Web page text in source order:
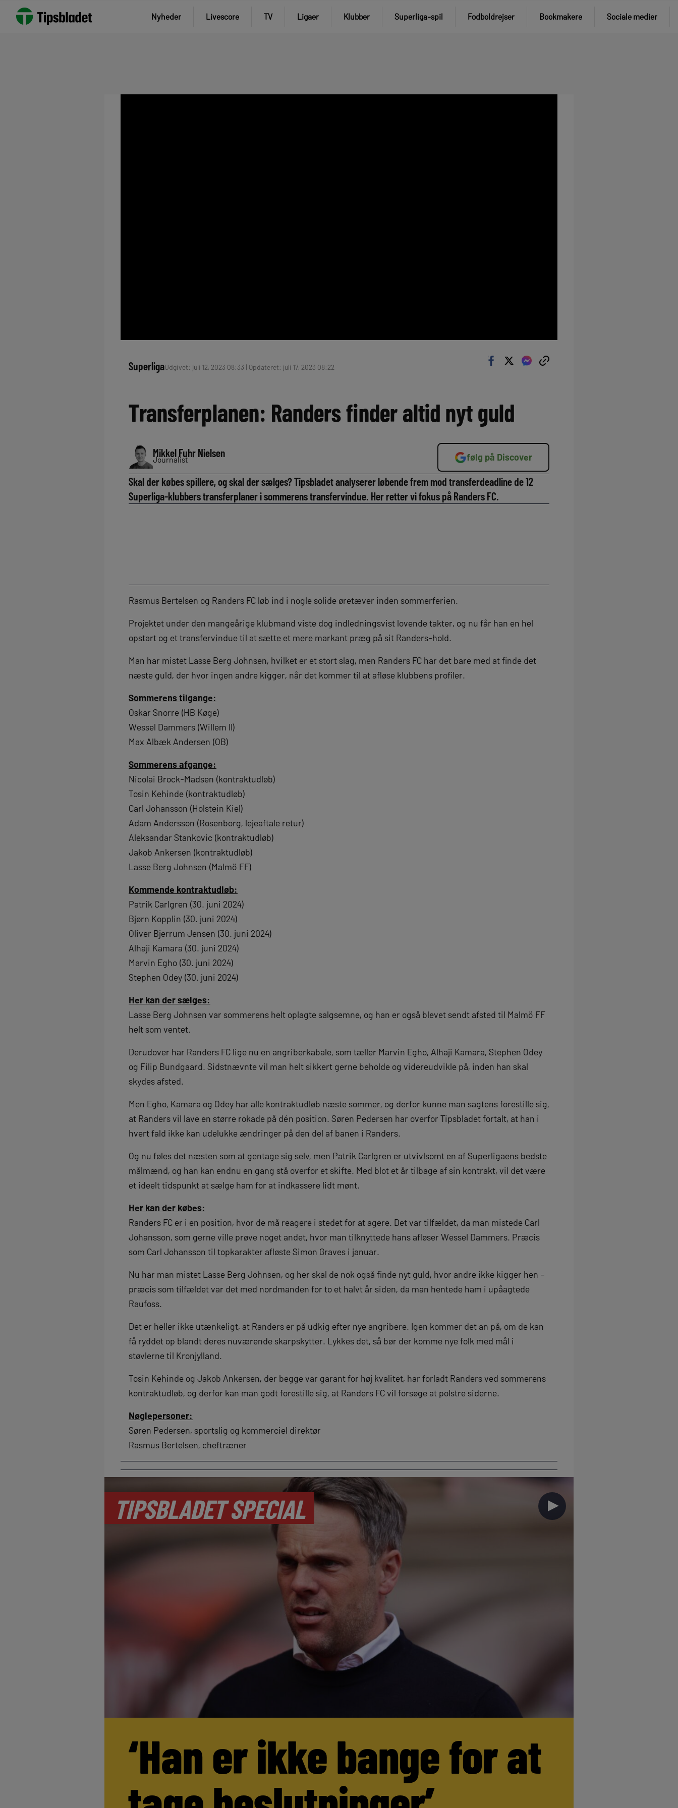
Nyheder Livescore TV Ligaer Klubber Superliga-spil Fodboldrejser Bookmakere Sociale medier
SuperligaUdgivet: juli 12, 2023 08:33 | Opdateret: juli 17, 2023 08:22
Transferplanen: Randers finder altid nyt guld
Mikkel Fuhr Nielsen
Journalist følg på Discover
Skal der købes spillere, og skal der sælges? Tipsbladet analyserer løbende frem mod transferdeadline de 12
Superliga-klubbers transferplaner i sommerens transfervindue. Her retter vi fokus på Randers FC.
Rasmus Bertelsen og Randers FC løb ind i nogle solide øretæver inden sommerferien.
Projektet under den mangeårige klubmand viste dog indledningsvist lovende takter, og nu får han en hel
opstart og et transfervindue til at sætte et mere markant præg på sit Randers-hold.
Man har mistet Lasse Berg Johnsen, hvilket er et stort slag, men Randers FC har det bare med at finde det
næste guld, der hvor ingen andre kigger, når det kommer til at afløse klubbens profiler.
Sommerens tilgange:
Oskar Snorre (HB Køge)
Wessel Dammers (Willem II)
Max Albæk Andersen (OB)
Sommerens afgange:
Nicolai Brock-Madsen (kontraktudløb)
Tosin Kehinde (kontraktudløb)
Carl Johansson (Holstein Kiel)
Adam Andersson (Rosenborg, lejeaftale retur)
Aleksandar Stankovic (kontraktudløb)
Jakob Ankersen (kontraktudløb)
Lasse Berg Johnsen (Malmö FF)
Kommende kontraktudløb:
Patrik Carlgren (30. juni 2024)
Bjørn Kopplin (30. juni 2024)
Oliver Bjerrum Jensen (30. juni 2024)
Alhaji Kamara (30. juni 2024)
Marvin Egho (30. juni 2024)
Stephen Odey (30. juni 2024)
Her kan der sælges:
Lasse Berg Johnsen var sommerens helt oplagte salgsemne, og han er også blevet sendt afsted til Malmö FF
helt som ventet.
Derudover har Randers FC lige nu en angriberkabale, som tæller Marvin Egho, Alhaji Kamara, Stephen Odey
og Filip Bundgaard. Sidstnævnte vil man helt sikkert gerne beholde og videreudvikle på, inden han skal
skydes afsted.
Men Egho, Kamara og Odey har alle kontraktudløb næste sommer, og derfor kunne man sagtens forestille sig,
at Randers vil lave en større rokade på dén position. Søren Pedersen har overfor Tipsbladet fortalt, at han i
hvert fald ikke kan udelukke ændringer på den del af banen i Randers.
Og nu føles det næsten som at gentage sig selv, men Patrik Carlgren er utvivlsomt en af Superligaens bedste
målmænd, og han kan endnu en gang stå overfor et skifte. Med blot et år tilbage af sin kontrakt, vil det være
et ideelt tidspunkt at sælge ham for at indkassere lidt mønt.
Her kan der købes:
Randers FC er i en position, hvor de må reagere i stedet for at agere. Det var tilfældet, da man mistede Carl
Johansson, som gerne ville prøve noget andet, hvor man tilknyttede hans afløser Wessel Dammers. Præcis
som Carl Johansson til topkarakter afløste Simon Graves i januar.
Nu har man mistet Lasse Berg Johnsen, og her skal de nok også finde nyt guld, hvor andre ikke kigger hen –
præcis som tilfældet var det med nordmanden for to et halvt år siden, da man hentede ham i upåagtede
Raufoss.
Det er heller ikke utænkeligt, at Randers er på udkig efter nye angribere. Igen kommer det an på, om de kan
få ryddet op blandt deres nuværende skarpskytter. Lykkes det, så bør der komme nye folk med mål i
støvlerne til Kronjylland.
Tosin Kehinde og Jakob Ankersen, der begge var garant for høj kvalitet, har forladt Randers ved sommerens
kontraktudløb, og derfor kan man godt forestille sig, at Randers FC vil forsøge at polstre siderne.
Nøglepersoner:
Søren Pedersen, sportslig og kommerciel direktør
Rasmus Bertelsen, cheftræner
TIPSBLADET SPECIAL ►
‘Han er ikke bange for at